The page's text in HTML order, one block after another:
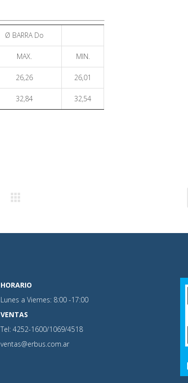
Ø BARRA Do
MAX. MIN.
26,26 26,01
32,84 32,54
HORARIO
Lunes a Viernes: 8:00 -17:00
VENTAS
Tel: 4252-1600/1069/4518
ventas@erbus.com.ar